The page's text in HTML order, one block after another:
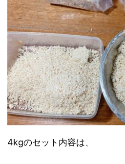
4kgのセット内容は、